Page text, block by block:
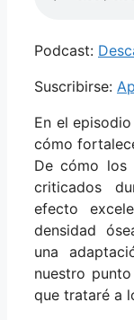
Podcast:
Suscribirse:
En el
cómo
De cómo los
criticados
efecto
densidad
una
nuestro
que trataré a